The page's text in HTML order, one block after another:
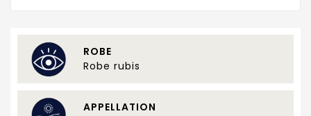
ROBE
Robe rubis
APPELLATION